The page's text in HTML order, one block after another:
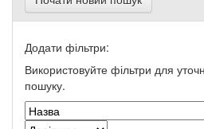
Додати фільтри:
Використовуйте фільтри для
пошуку.